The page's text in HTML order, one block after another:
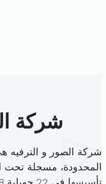
شركة
شركة الصور و الترفيه
المحدودة، مسجلة تحت